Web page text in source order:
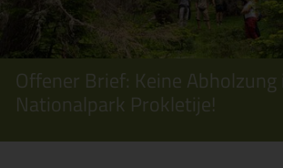
Offener Brief: Keine Abholzung
Nationalpark Prokletije!